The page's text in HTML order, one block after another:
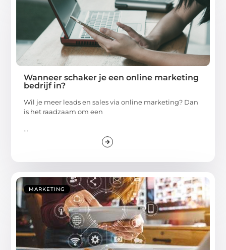
Wanneer schaker je een online marketing
bedrijf in?
Wil je meer leads en sales via online marketing? Dan
is het raadzaam om een
...
MARKETING